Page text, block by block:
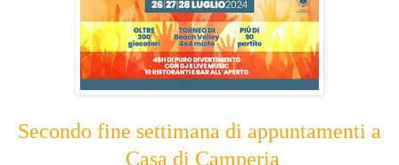
Secondo fine settimana di appuntamenti a
Casa di Camperia